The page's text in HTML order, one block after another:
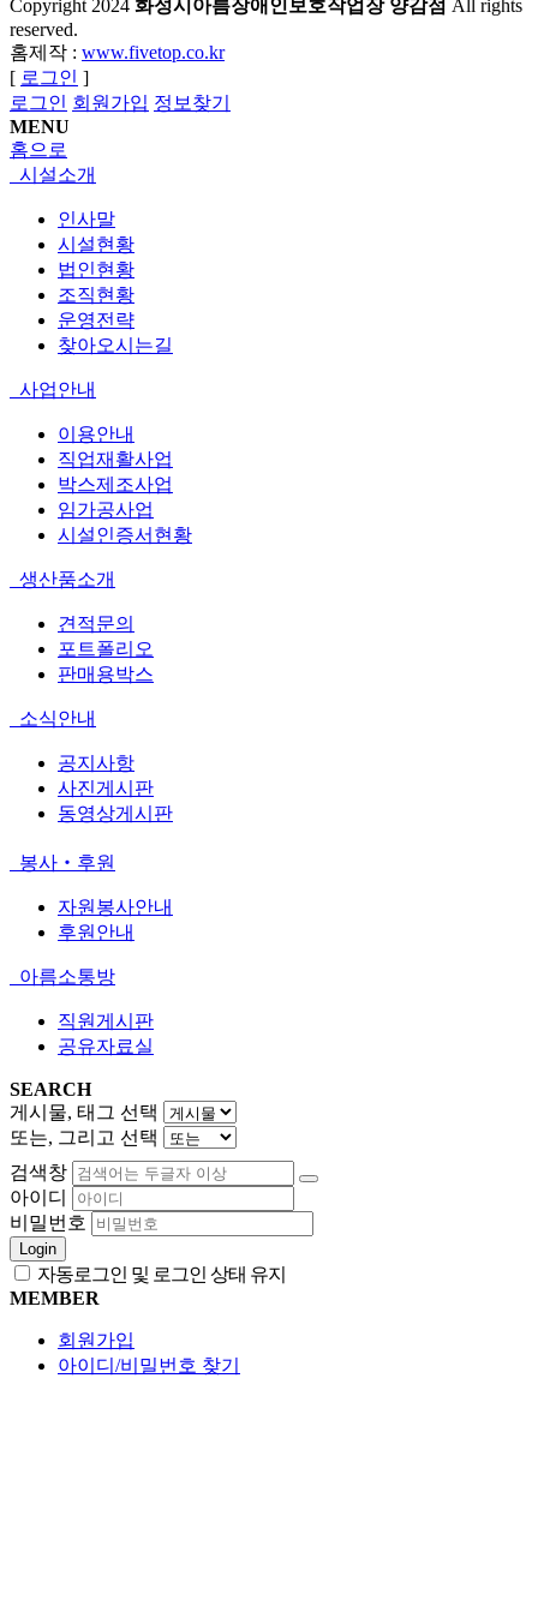
Copyright 2024 화성시아름장애인보호작업장 양감점 All rights
reserved.
홈제작 : www.fivetop.co.kr
[ 로그인 ]
로그인 회원가입 정보찾기
MENU
홈으로
시설소개
인사말
시설현황
법인현황
조직현황
운영전략
찾아오시는길
사업안내
이용안내
직업재활사업
박스제조사업
임가공사업
시설인증서현황
생산품소개
견적문의
포트폴리오
판매용박스
소식안내
공지사항
사진게시판
동영상게시판
봉사‧후원
자원봉사안내
후원안내
아름소통방
직원게시판
공유자료실
SEARCH
게시물, 태그 선택
또는, 그리고 선택
검색창
아이디
비밀번호
Login
자동로그인 및 로그인 상태 유지
MEMBER
회원가입
아이디/비밀번호 찾기